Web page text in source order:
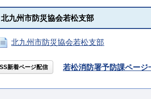
北九州市防災協会若松支部
北九州市防災協会若松支部
新着ページ配信 若松消防署予防課ページ